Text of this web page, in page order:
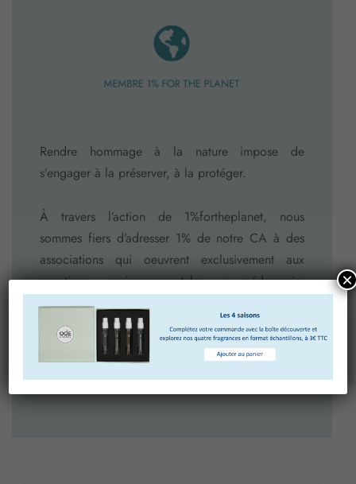
MEMBRE 1% FOR THE PLANET
Rendre hommage à la nature impose de
s’engager à la préserver, à la protéger.
À travers l’action de 1%fortheplanet, nous
sommes fiers d’adresser 1% de notre CA à des
associations qui oeuvrent exclusivement aux
questions environnementales : pédagogie,
analyse, actions, lobbying.
Nous vous livrerons plus en détail l’impact de
ces actions dans les prochains mois.
×